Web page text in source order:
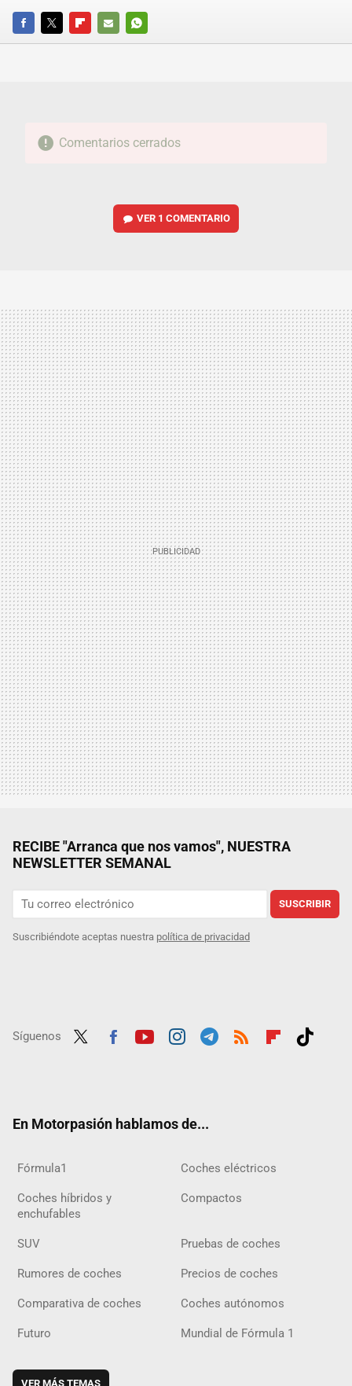
FACEBOOKTWITTERFLIPBOARD
E-
WHATSAPP
Comentarios cerrados
VER 1 COMENTARIO
RECIBE "Arranca que nos vamos", NUESTRA
NEWSLETTER SEMANAL
SUSCRIBIR
Suscribiéndote aceptas nuestra política de privacidad
Síguenos
En Motorpasión hablamos de...
Fórmula1 Coches eléctricos
Coches híbridos y
enchufables
Compactos
SUV Pruebas de coches
Rumores de coches Precios de coches
Comparativa de coches Coches autónomos
Futuro Mundial de Fórmula 1
VER MÁS TEMAS